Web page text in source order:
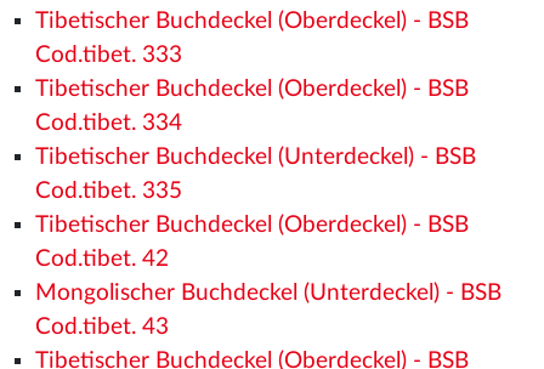
Tibetischer Buchdeckel (Oberdeckel) - BSB
Cod.tibet. 333
Tibetischer Buchdeckel (Oberdeckel) - BSB
Cod.tibet. 334
Tibetischer Buchdeckel (Unterdeckel) - BSB
Cod.tibet. 335
Tibetischer Buchdeckel (Oberdeckel) - BSB
Cod.tibet. 42
Mongolischer Buchdeckel (Unterdeckel) - BSB
Cod.tibet. 43
Tibetischer Buchdeckel (Oberdeckel) - BSB